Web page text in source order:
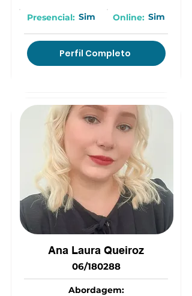
Presencial: Sim Online: Sim
Perfil Completo
(15) 9 9847-3685
Ana Laura Queiroz
06/180288
Abordagem: